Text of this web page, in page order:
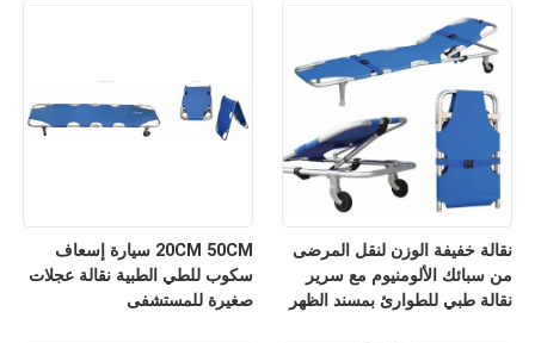
20CM 50CM سيارة إسعاف
سكوب للطي الطبية نقالة عجلات
صغيرة للمستشفى
نقالة خفيفة الوزن لنقل المرضى
من سبائك الألومنيوم مع سرير
نقالة طبي للطوارئ بمسند الظهر